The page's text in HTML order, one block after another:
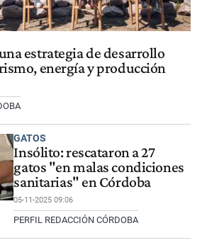
estrategia de desarrollo
energía y producción
GATOS
Insólito: rescataron a 27
gatos "en malas condiciones
sanitarias" en Córdoba
05-11-2025 09:06
PERFIL REDACCIÓN CÓRDOBA